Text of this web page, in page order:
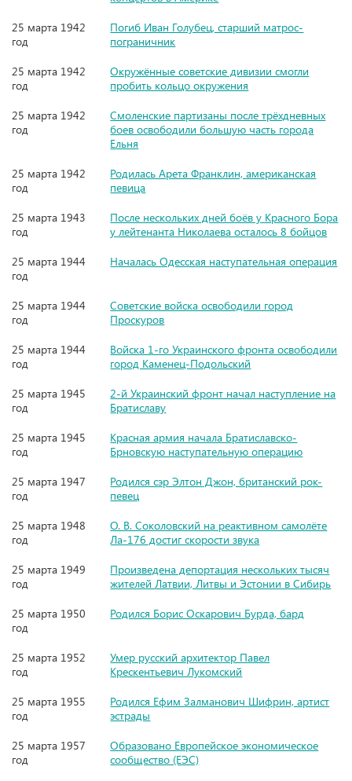
25 марта 1942
год
Погиб Иван Голубец, старший матрос-
пограничник
25 марта 1942
год
Окружённые советские дивизии смогли
пробить кольцо окружения
25 марта 1942
год
Смоленские партизаны после трёхдневных
боев освободили большую часть города
Ельня
25 марта 1942
год
Родилась Арета Франклин, американская
певица
25 марта 1943
год
После нескольких дней боёв у Красного Бора
у лейтенанта Николаева осталось 8 бойцов
25 марта 1944
год
Началась Одесская наступательная операция
25 марта 1944
год
Советские войска освободили город
Проскуров
25 марта 1944
год
Войска 1-го Украинского фронта освободили
город Каменец-Подольский
25 марта 1945
год
2-й Украинский фронт начал наступление на
Братиславу
25 марта 1945
год
Красная армия начала Братиславско-
Брновскую наступательную операцию
25 марта 1947
год
Родился сэр Элтон Джон, британский рок-
певец
25 марта 1948
год
О. В. Соколовский на реактивном самолёте
Ла-176 достиг скорости звука
25 марта 1949
год
Произведена депортация нескольких тысяч
жителей Латвии, Литвы и Эстонии в Сибирь
25 марта 1950
год
Родился Борис Оскарович Бурда, бард
25 марта 1952
год
Умер русский архитектор Павел
Крескентьевич Лукомский
25 марта 1955
год
Родился Ефим Залманович Шифрин, артист
эстрады
25 марта 1957
год
Образовано Европейское экономическое
сообщество (ЕЭС)